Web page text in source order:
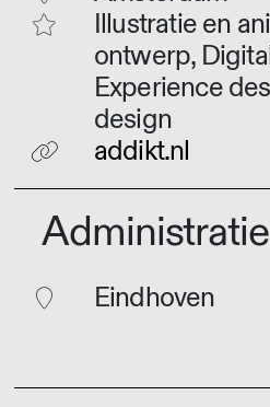
Illustratie en
ontwerp,
Experience
design
addikt.nl
Administratie
Eindhoven